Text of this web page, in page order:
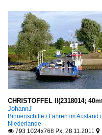
CHRISTOFFEL II(2318014;
JohannJ
Binnenschiffe / Fähren im
Niederlande
 793 1024x768 Px, 28.11.2011 